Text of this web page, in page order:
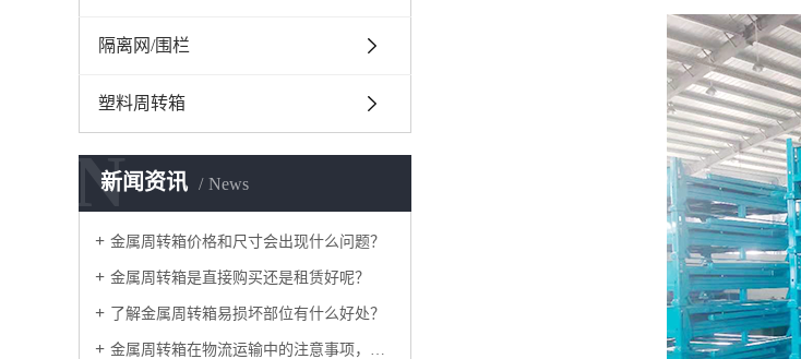
隔离网/围栏
塑料周转箱
新闻资讯 News
N
金属周转箱价格和尺寸会出现什么问题？
金属周转箱是直接购买还是租赁好呢？
了解金属周转箱易损坏部位有什么好处？
金属周转箱在物流运输中的注意事项，如何采购？